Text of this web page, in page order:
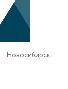
Новосибирск